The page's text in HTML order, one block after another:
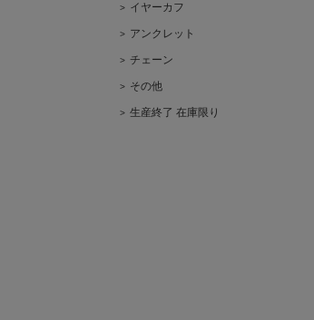
イヤーカフ
アンクレット
チェーン
その他
生産終了 在庫限り